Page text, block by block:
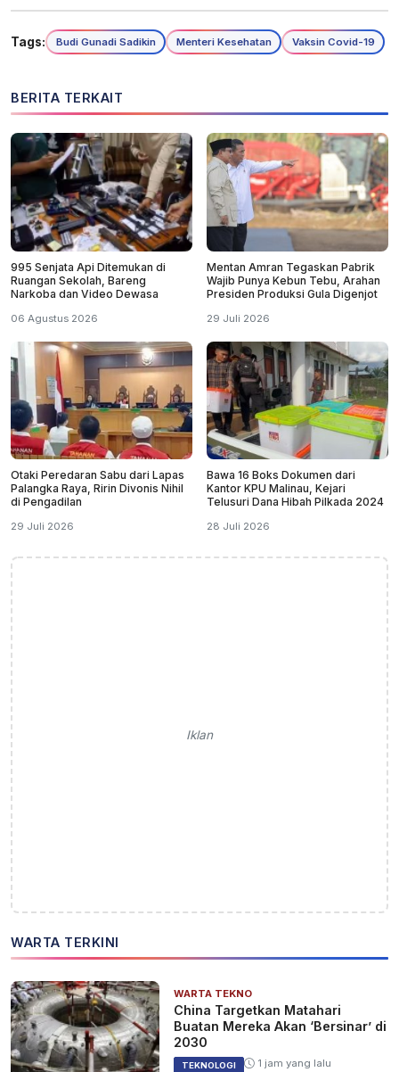
Tags: Budi Gunadi Sadikin Menteri Kesehatan Vaksin Covid-19
BERITA TERKAIT
995 Senjata Api Ditemukan di
Ruangan Sekolah, Bareng
Narkoba dan Video Dewasa
06 Agustus 2026
Mentan Amran Tegaskan Pabrik
Wajib Punya Kebun Tebu, Arahan
Presiden Produksi Gula Digenjot
29 Juli 2026
Otaki Peredaran Sabu dari Lapas
Palangka Raya, Ririn Divonis Nihil
di Pengadilan
29 Juli 2026
Bawa 16 Boks Dokumen dari
Kantor KPU Malinau, Kejari
Telusuri Dana Hibah Pilkada 2024
28 Juli 2026
Iklan
WARTA TERKINI
WARTA TEKNO
China Targetkan Matahari
Buatan Mereka Akan ‘Bersinar’ di
2030
TEKNOLOGI 1 jam yang lalu